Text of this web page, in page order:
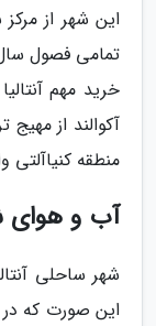
تمامی فصول سال
خرید مهم
آکوالند از
منطقه کنیاآلتی
آب و هوای
شهر ساحلی
این صورت که